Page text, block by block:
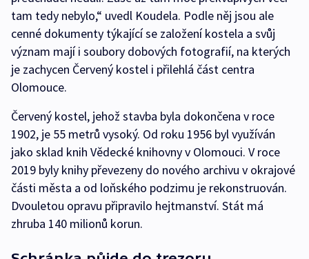
tam tedy nebylo,“ uvedl Koudela. Podle něj jsou ale
cenné dokumenty týkající se založení kostela a svůj
význam mají i soubory dobových fotografií, na kterých
je zachycen Červený kostel i přilehlá část centra
Olomouce.
Červený kostel, jehož stavba byla dokončena v roce
1902, je 55 metrů vysoký. Od roku 1956 byl využíván
jako sklad knih Vědecké knihovny v Olomouci. V roce
2019 byly knihy převezeny do nového archivu v okrajové
části města a od loňského podzimu je rekonstruován.
Dvouletou opravu připravilo hejtmanství. Stát má
zhruba 140 milionů korun.